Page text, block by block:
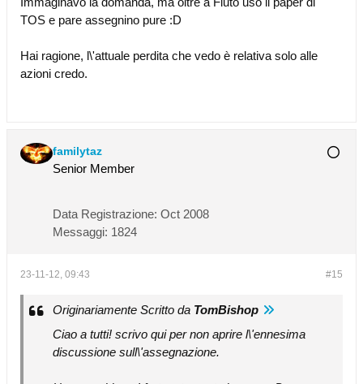
TOS e pare assegnino pure :D
Hai ragione, l\'attuale perdita che vedo è relativa solo alle
azioni credo.
familytaz
Senior Member
Data Registrazione: Oct 2008
Messaggi: 1824
#15
23-11-12, 09:43
Originariamente Scritto da TomBishop
Ciao a tutti! scrivo qui per non aprire l\'ennesima
discussione sull\'assegnazione.